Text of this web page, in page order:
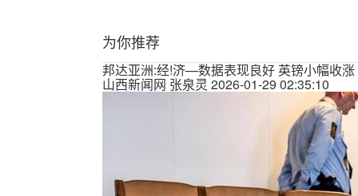
为你推荐
邦达亚洲:经!济—数据表现良好 英镑小幅收涨
山西新闻网 张泉灵 2026-01-29 02:35:10